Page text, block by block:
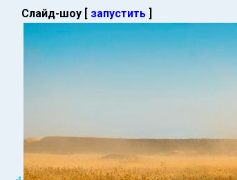
Слайд-шоу [ запустить ]